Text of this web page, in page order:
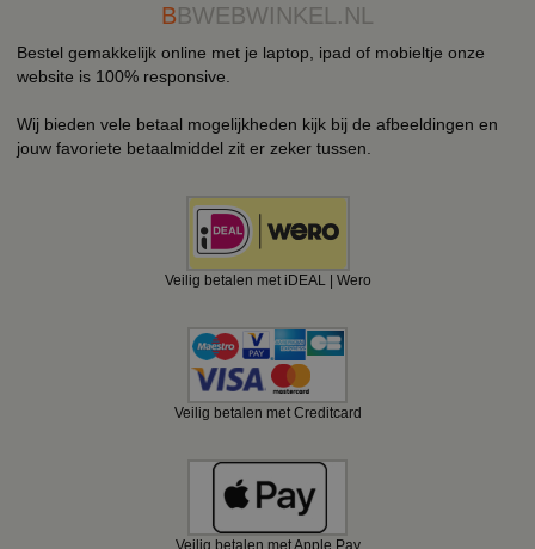
BBWEBWINKEL.NL
Bestel gemakkelijk online met je laptop, ipad of mobieltje onze
website is 100% responsive.
Wij bieden vele betaal mogelijkheden kijk bij de afbeeldingen en
jouw favoriete betaalmiddel zit er zeker tussen.
Veilig betalen met iDEAL | Wero
Veilig betalen met Creditcard
Veilig betalen met Apple Pay